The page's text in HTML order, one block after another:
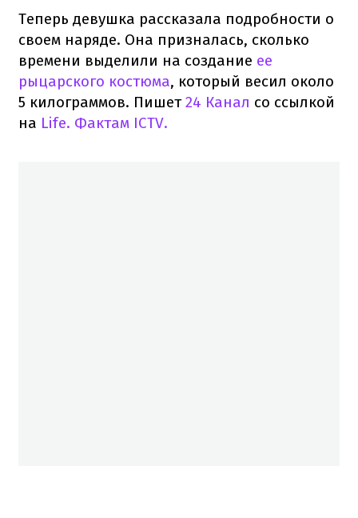
Теперь девушка рассказала подробности о
своем наряде. Она призналась, сколько
времени выделили на создание ее
рыцарского костюма, который весил около
5 килограммов. Пишет24 Канал со ссылкой
на Life. Фактам ICTV.